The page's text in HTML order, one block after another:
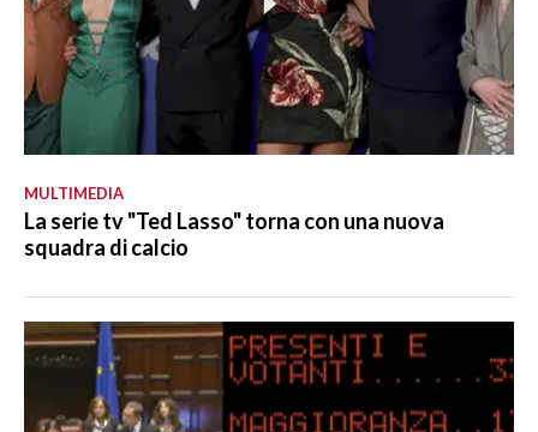
MULTIMEDIA
La serie tv "Ted Lasso" torna con una nuova
squadra di calcio